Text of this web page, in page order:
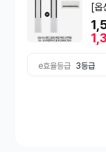
[옵
탠
냉
e효율등급 3등급